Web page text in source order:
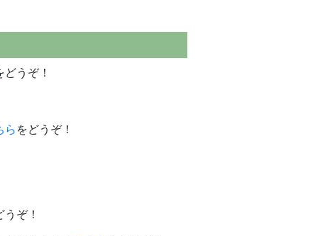
どうぞ！
ら をどうぞ！
うぞ！